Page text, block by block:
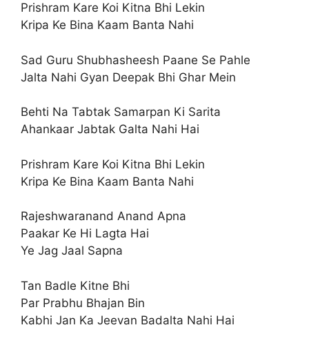
Prishram Kare Koi Kitna Bhi Lekin
Kripa Ke Bina Kaam Banta Nahi
Sad Guru Shubhasheesh Paane Se Pahle
Jalta Nahi Gyan Deepak Bhi Ghar Mein
Behti Na Tabtak Samarpan Ki Sarita
Ahankaar Jabtak Galta Nahi Hai
Prishram Kare Koi Kitna Bhi Lekin
Kripa Ke Bina Kaam Banta Nahi
Rajeshwaranand Anand Apna
Paakar Ke Hi Lagta Hai
Ye Jag Jaal Sapna
Tan Badle Kitne Bhi
Par Prabhu Bhajan Bin
Kabhi Jan Ka Jeevan Badalta Nahi Hai